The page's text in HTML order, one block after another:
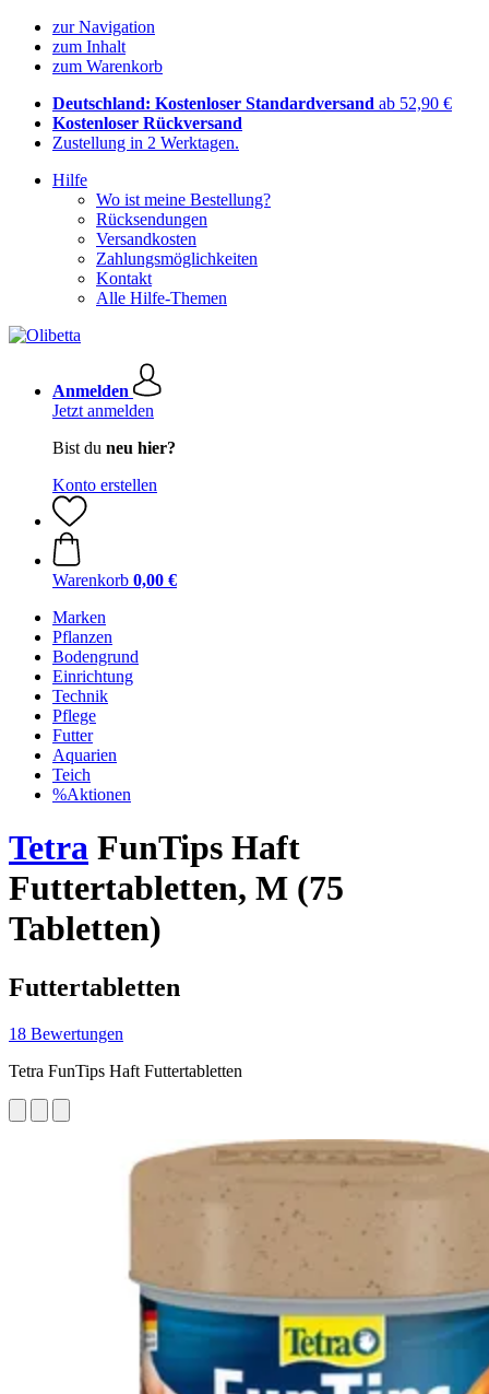
zur Navigation
zum Inhalt
zum Warenkorb
Deutschland: Kostenloser Standardversand ab 52,90 €
Kostenloser Rückversand
Zustellung in 2 Werktagen.
Hilfe
Wo ist meine Bestellung?
Rücksendungen
Versandkosten
Zahlungsmöglichkeiten
Kontakt
Alle Hilfe-Themen
Anmelden
Jetzt anmelden
Bist du neu hier?
Konto erstellen
Warenkorb 0,00 €
Marken
Pflanzen
Bodengrund
Einrichtung
Technik
Pflege
Futter
Aquarien
Teich
%Aktionen
Tetra FunTips Haft
Futtertabletten, M (75
Tabletten)
Futtertabletten
18 Bewertungen
Tetra FunTips Haft Futtertabletten